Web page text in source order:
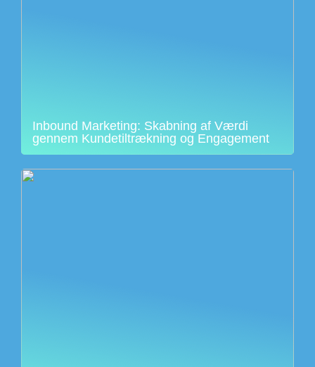
Inbound Marketing: Skabning af Værdi
gennem Kundetiltrækning og Engagement